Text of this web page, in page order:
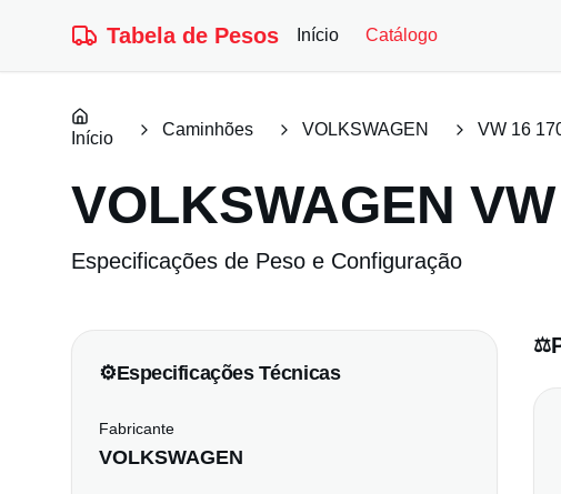
Tabela de Pesos Início Catálogo
Início Caminhões VOLKSWAGEN VW 16
VOLKSWAGEN
Especificações de Peso e Configuração
⚙️Especificações Técnicas
Fabricante
VOLKSWAGEN
⚖️